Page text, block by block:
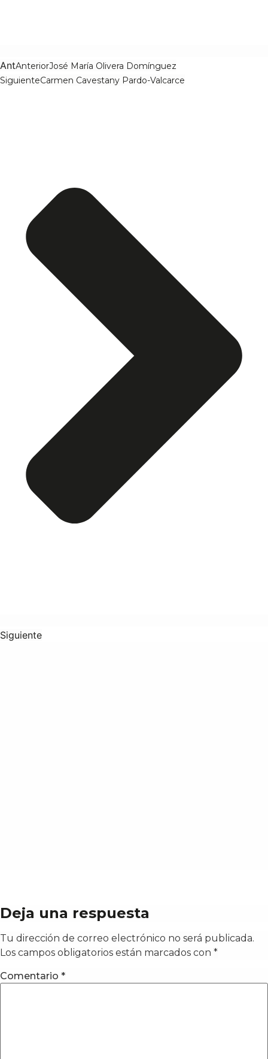
AntAnteriorJosé María Olivera Domínguez
SiguienteCarmen Cavestany Pardo-Valcarce
Siguiente
Deja una respuesta
Tu dirección de correo electrónico no será publicada.
Los campos obligatorios están marcados con *
Comentario *